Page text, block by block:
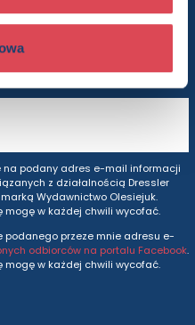
nasze nowości
skrzynki odbiorczej.
na podany adres e-mail informacji
z działalnością Dressler
marką Wydawnictwo Olesiejuk.
w każdej chwili wycofać.
podanego przeze mnie adresu e-
odbiorców na portalu Facebook.
w każdej chwili wycofać.